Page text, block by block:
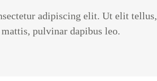
adipiscing elit. Ut elit tellus,
pulvinar dapibus leo.